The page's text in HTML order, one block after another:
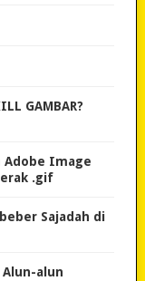
GAMBAR?
Adobe Image
.gif
Sajadah di
Alun-alun